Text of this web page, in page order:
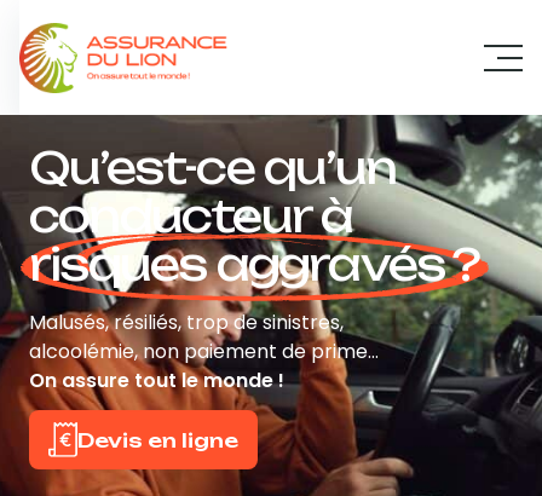
Qu’est-ce qu’un
conducteur à
risques aggravés ?
Malusés, résiliés, trop de sinistres,
alcoolémie, non paiement de prime…
On assure tout le monde !
Devis en ligne